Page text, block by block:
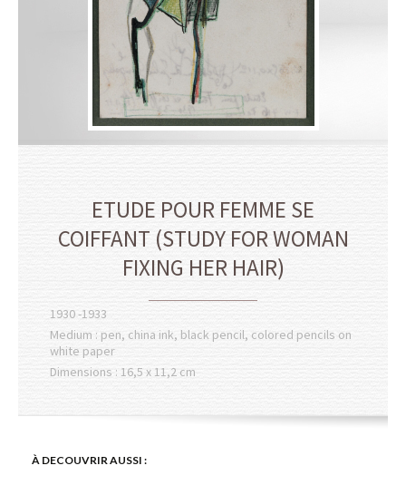
ETUDE POUR FEMME SE
COIFFANT (STUDY FOR WOMAN
FIXING HER HAIR)
1930 -1933
Medium : pen, china ink, black pencil, colored pencils on
white paper
Dimensions : 16,5 x 11,2 cm
À DECOUVRIR AUSSI :